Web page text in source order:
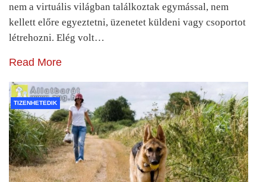
nem a virtuális világban találkoztak egymással, nem
kellett előre egyeztetni, üzenetet küldeni vagy csoportot
létrehozni. Elég volt…
Read More
TIZENHETEDIK